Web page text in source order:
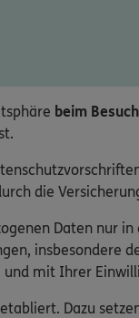
beim
die
Daten nur
insbesondere
und mit Ihrer
Dazu